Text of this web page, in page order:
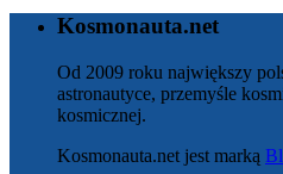
Kosmonauta.net
Od 2009 roku największy
astronautyce, przemyśle
kosmicznej.
Kosmonauta.net jest marką